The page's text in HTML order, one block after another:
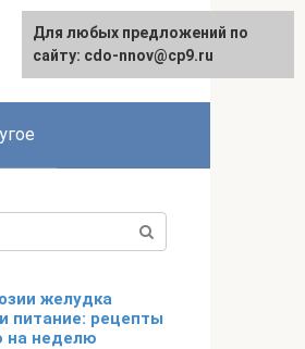
желудка
питание: рецепты
на неделю
Для любых предложений по
сайту: cdo-nnov@cp9.ru